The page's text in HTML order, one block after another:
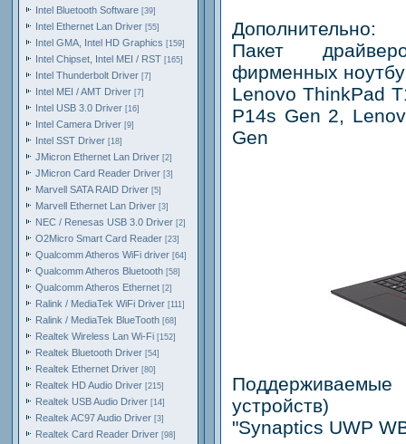
Intel Bluetooth Software [39]
Intel Ethernet Lan Driver [55]
Intel GMA, Intel HD Graphics [159]
Intel Chipset, Intel MEI / RST [165]
Intel Thunderbolt Driver [7]
Intel MEI / AMT Driver [7]
Intel USB 3.0 Driver [16]
Intel Camera Driver [9]
Intel SST Driver [18]
JMicron Ethernet Lan Driver [2]
JMicron Card Reader Driver [3]
Marvell SATA RAID Driver [5]
Marvell Ethernet Lan Driver [3]
NEC / Renesas USB 3.0 Driver [2]
O2Micro Smart Card Reader [23]
Qualcomm Atheros WiFi driver [64]
Qualcomm Atheros Bluetooth [58]
Qualcomm Atheros Ethernet [2]
Ralink / MediaTek WiFi Driver [111]
Ralink / MediaTek BlueTooth [68]
Realtek Wireless Lan Wi-Fi [152]
Realtek Bluetooth Driver [54]
Realtek Ethernet Driver [80]
Realtek HD Audio Driver [215]
Realtek USB Audio Driver [14]
Realtek AC97 Audio Driver [3]
Realtek Card Reader Driver [98]
Дополнительно:
Пакет
фирменных
Lenovo ThinkPad
P14s Gen 2,
Gen
устройств)
"Synaptics UWP